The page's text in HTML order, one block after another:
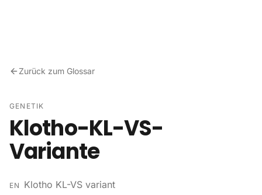
Zurück zum Glossar
GENETIK
Klotho-KL-VS-
Variante
EN Klotho KL-VS variant